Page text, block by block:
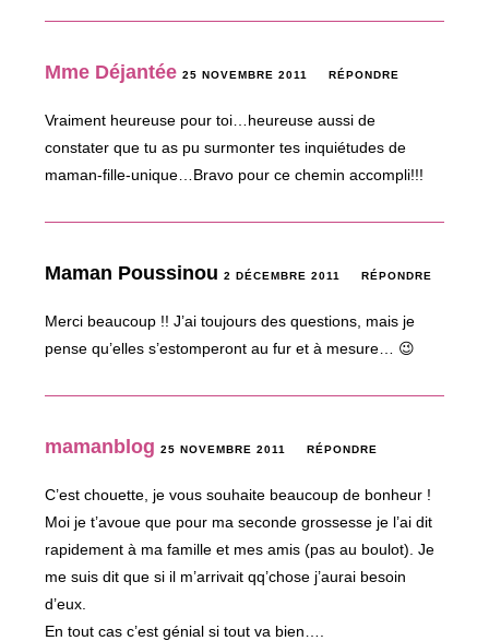
Mme Déjantée 25 NOVEMBRE 2011 RÉPONDRE
Vraiment heureuse pour toi…heureuse aussi de
constater que tu as pu surmonter tes inquiétudes de
maman-fille-unique…Bravo pour ce chemin accompli!!!
Maman Poussinou2 DÉCEMBRE 2011 RÉPONDRE
Merci beaucoup !! J’ai toujours des questions, mais je
pense qu’elles s’estomperont au fur et à mesure… 😉
mamanblog 25 NOVEMBRE 2011 RÉPONDRE
C’est chouette, je vous souhaite beaucoup de bonheur !
Moi je t’avoue que pour ma seconde grossesse je l’ai dit
rapidement à ma famille et mes amis (pas au boulot). Je
me suis dit que si il m’arrivait qq’chose j’aurai besoin
d’eux.
En tout cas c’est génial si tout va bien….